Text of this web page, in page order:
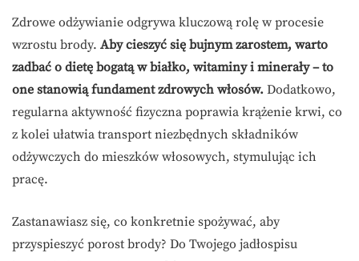
Zdrowe odżywianie odgrywa kluczową rolę w procesie
wzrostu brody. Aby cieszyć się bujnym zarostem, warto
zadbać o dietę bogatą w białko, witaminy i minerały – to
one stanowią fundament zdrowych włosów. Dodatkowo,
regularna aktywność fizyczna poprawia krążenie krwi, co
z kolei ułatwia transport niezbędnych składników
odżywczych do mieszków włosowych, stymulując ich
pracę.
Zastanawiasz się, co konkretnie spożywać, aby
przyspieszyć porost brody? Do Twojego jadłospisu